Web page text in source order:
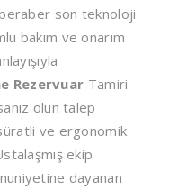
son teknoloji
bakım ve onarım
Rezervuar Tamiri
olun talep
ve ergonomik
ekip
dayanan